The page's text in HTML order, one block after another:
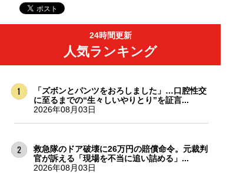
24時間更新
人気ランキング
「ズボンとパンツをおろしました」…口腔性交
に至るまでの“生々しいやりとり”を証言...
2026年08月03日
救急隊のドア破壊に26万円の賠償命令。元裁判
官が訴える「現場を不当に追い詰める」...
2026年08月03日